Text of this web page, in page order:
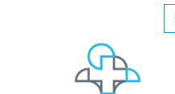
No se
La página solicitada no